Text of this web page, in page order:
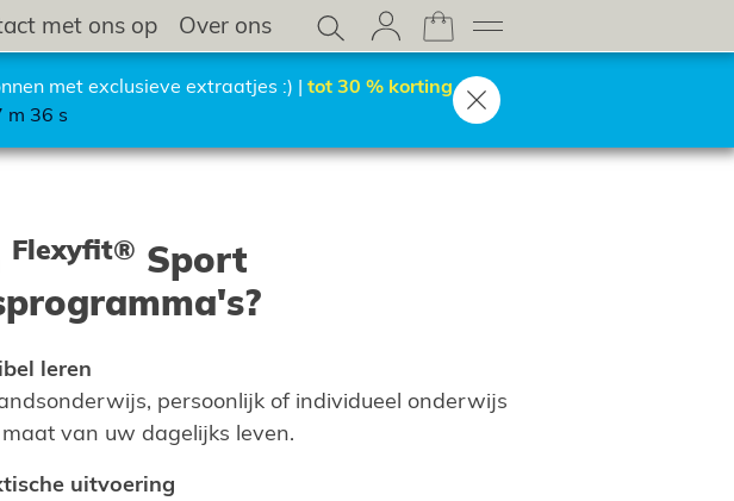
met ons op Over ons
met exclusieve extraatjes :) | tot 30 % korting
m 35 s
Flexyfit® Sport
leren
persoonlijk of individueel onderwijs
van uw dagelijks leven.
uitvoering